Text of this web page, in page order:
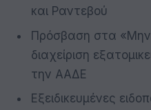
και Ραντεβού
Πρόσβαση στα
διαχείριση
την ΑΑΔΕ
Εξειδικευμένες